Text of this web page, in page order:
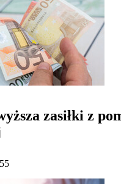
zasiłki z